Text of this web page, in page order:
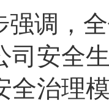
强调，
司安全
全治理